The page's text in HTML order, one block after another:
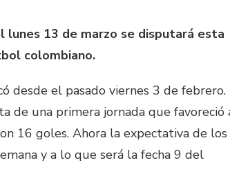
lunes 13 de marzo se disputará esta
colombiano.
desde el pasado viernes 3 de febrero.
de una primera jornada que favoreció
16 goles. Ahora la expectativa de los
y a lo que será la fecha 9 del